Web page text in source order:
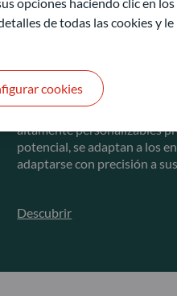
Soluciones
Personalice su
Creadas para ofrecer una
conocimiento a fondo de
altamente personalizables
potencial, se adaptan a los
adaptarse con precisión a
Descubrir
de todas las cookies y
cookies